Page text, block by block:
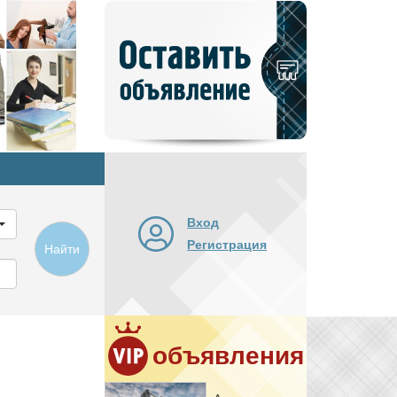
объявление
Найти
Вход
Регистрация
объявления